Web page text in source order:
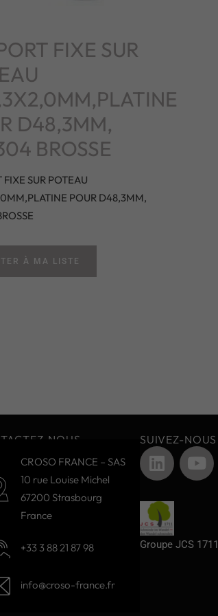
FIXE SUR
D48,3MM,
BROSSE
FIXE SUR POTEAU
POUR D48,3MM,
À MA LISTE
NOUS
CROSO FRANCE – SAS
10 rue Louise Michel
67200 Strasbourg
France
+33 3 88 21 87 98
info@croso-france.fr
SUIVEZ-NOUS
Groupe JCS 1711